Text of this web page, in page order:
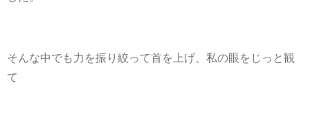
そんな中でも力を振り絞って首を上げ、私の眼をじっと観
て